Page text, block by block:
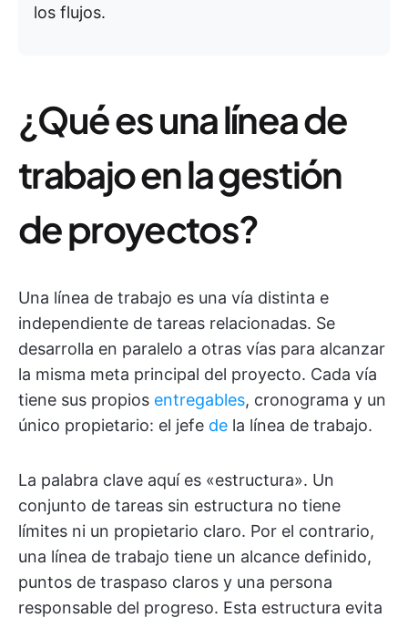
los flujos.
¿Qué es una línea de
trabajo en la gestión
de proyectos?
Una línea de trabajo es una vía distinta e
independiente de tareas relacionadas. Se
desarrolla en paralelo a otras vías para alcanzar
la misma meta principal del proyecto. Cada vía
tiene sus propios entregables, cronograma y un
único propietario: el jefe de la línea de trabajo.
La palabra clave aquí es «estructura». Un
conjunto de tareas sin estructura no tiene
límites ni un propietario claro. Por el contrario,
una línea de trabajo tiene un alcance definido,
puntos de traspaso claros y una persona
responsable del progreso. Esta estructura evita